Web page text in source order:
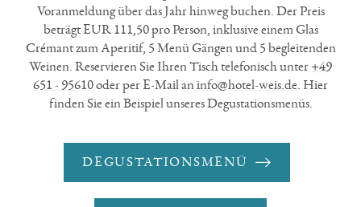
Voranmeldung über das Jahr hinweg buchen. Der Preis
beträgt EUR 111,50 pro Person, inklusive einem Glas
Crémant zum Aperitif, 5 Menü Gängen und 5 begleitenden
Weinen. Reservieren Sie Ihren Tisch telefonisch unter +49
651 - 95610oder per E-Mail an info@hotel-weis.de . Hier
finden Sie ein Beispiel unseres Degustationsmenüs.
DEGUSTATIONSMENÜ